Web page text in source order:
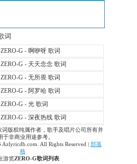
词
ZERO-G - 啊咿呀 歌词
ZERO-G - 天天念念 歌词
ZERO-G - 无所畏 歌词
ZERO-G - 阿罗哈 歌词
ZERO-G - 光 歌词
ZERO-G - 深夜热线 歌词
词版权纯属作者，歌手及唱片公司所有并
于非商业用途参考。
All Rights Reserved | 部落
格
游览ZERO-G歌词列表